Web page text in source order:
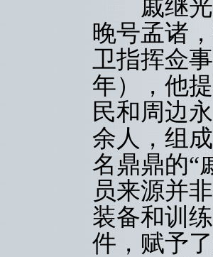
戚继光
晚号孟诸
卫指挥佥
年），他
民和周边
余人，组
名鼎鼎的“
员来源并
装备和训
件，赋予